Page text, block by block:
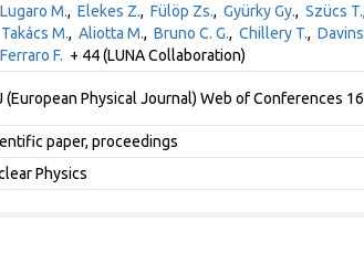
Lugaro M., Elekes Z., Fülöp Zs., Gyürky Gy., Szücs T.,
Takács M., Aliotta M., Bruno C. G., Chillery T.,
Ferraro F. + 44 (LUNA Collaboration)
(European Physical Journal) Web of Conferences
paper, proceedings
Physics